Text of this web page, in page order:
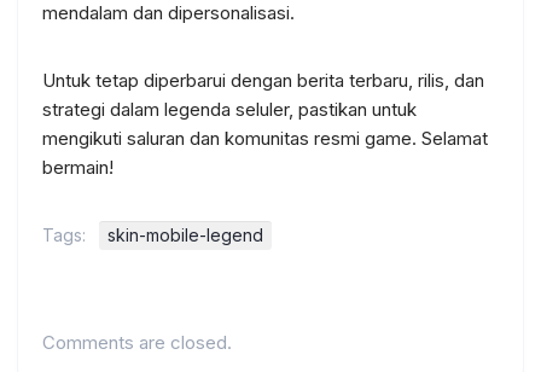
mendalam dan dipersonalisasi.
Untuk tetap diperbarui dengan berita terbaru, rilis, dan
strategi dalam legenda seluler, pastikan untuk
mengikuti saluran dan komunitas resmi game. Selamat
bermain!
Tags: skin-mobile-legend
Comments are closed.